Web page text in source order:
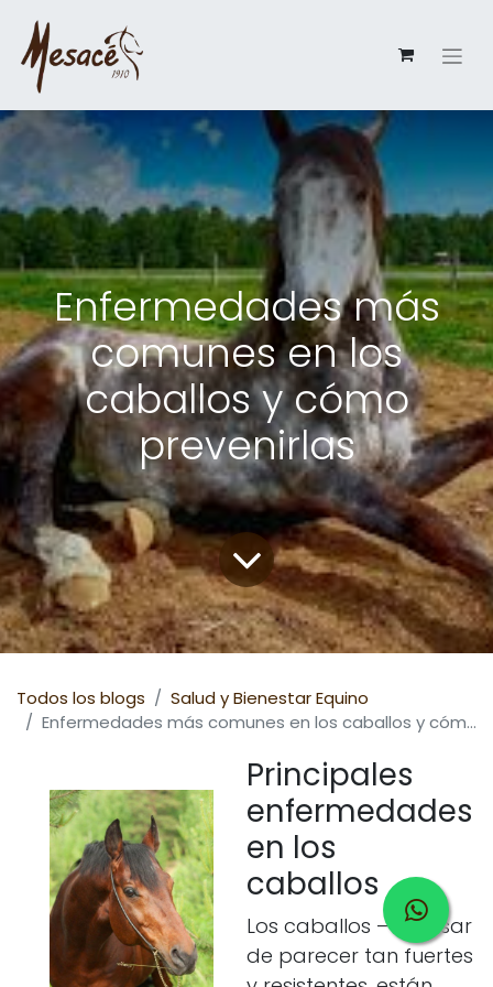
Enfermedades más
comunes en los
caballos y cómo
prevenirlas
Todos los blogs
Salud y Bienestar Equino
Enfermedades más comunes en los caballos y cómo prevenirlas
Principales
enfermedades
en los
caballos
Los caballos – a pesar
de parecer tan fuertes